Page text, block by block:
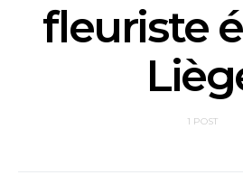
fleuriste
1 POST